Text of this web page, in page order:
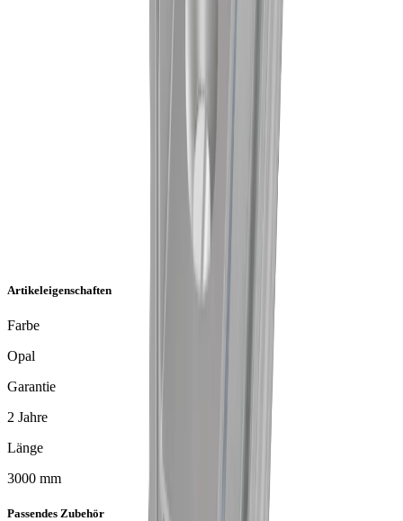
Artikeleigenschaften
Farbe
Opal
Garantie
2 Jahre
Länge
3000 mm
Passendes Zubehör